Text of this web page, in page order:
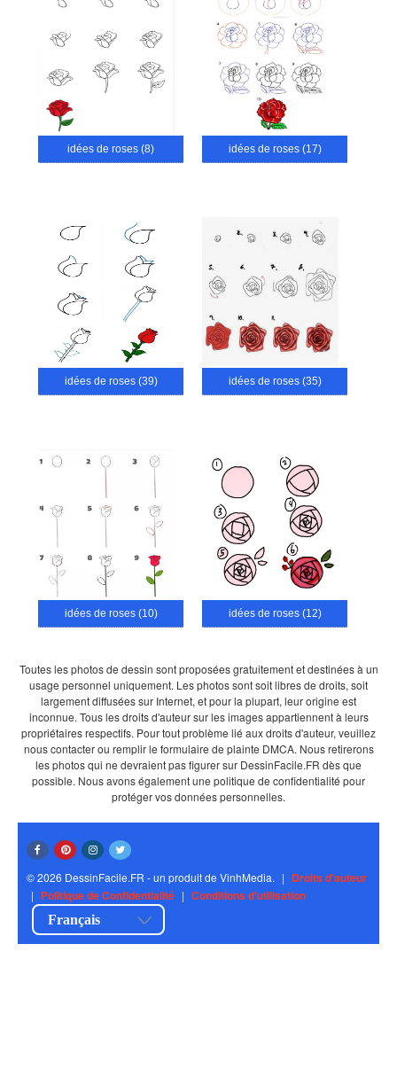
idées de roses (8) idées de roses (17)
idées de roses (39) idées de roses (35)
idées de roses (10) idées de roses (12)
Toutes les photos de dessin sont proposées gratuitement et destinées à un
usage personnel uniquement. Les photos sont soit libres de droits, soit
largement diffusées sur Internet, et pour la plupart, leur origine est
inconnue. Tous les droits d'auteur sur les images appartiennent à leurs
propriétaires respectifs. Pour tout problème lié aux droits d'auteur, veuillez
nous contacter ou remplir le formulaire de plainte DMCA. Nous retirerons
les photos qui ne devraient pas figurer sur DessinFacile.FR dès que
possible. Nous avons également une politique de confidentialité pour
protéger vos données personnelles.
© 2026 DessinFacile.FR - un produit de VinhMedia. | Droits d'auteur
| Politique de Confidentialité | Conditions d'utilisation
Français